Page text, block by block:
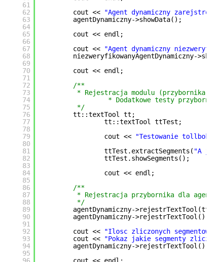
61
62
63
64
65
66
67
68
69
70
71
72
73
74
75
76
77
78
79
80
81
82
83
84
85
86
87
88
89
90
91
92
93
94
95
cout <<
"Agent dynamiczny
agentDynamiczny->showData();
cout << endl;
cout <<
"Agent dynamiczny
niezweryfikowanyAgentDynamiczny-
cout << endl;
/**
* Rejestracja modulu (przybornika)
* Dodatkowe testy
*/
tt::textTool tt;
tt::textTool ttTest;
cout <<
"Testowanie
ttTest.extractSegments( "A ja
ttTest.showSegments();
cout << endl;
/**
* Rejestracja przybornika dla agenta
*/
agentDynamiczny->rejestrTextTool(tt);
agentDynamiczny-
cout <<
"Ilosc zliczonych segmentow:
cout <<
"Pokaz jakie segmenty
agentDynamiczny-